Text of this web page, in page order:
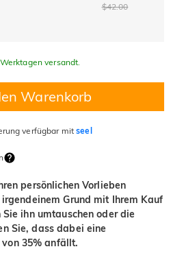
$42.00
versandt.
Warenkorb
verfügbar mitseel
persönlichen Vorlieben
Grund mit Ihrem Kauf
ihn umtauschen oder die
Sie, dass dabei eine
35% anfällt.